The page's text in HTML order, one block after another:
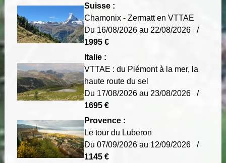
Suisse :
Chamonix - Zermatt en VTTAE
Du 16/08/2026 au 22/08/2026 /
1995 €
Italie :
VTTAE : du Piémont à la mer, la
haute route du sel
Du 17/08/2026 au 23/08/2026 /
1695 €
Provence :
Le tour du Luberon
Du 07/09/2026 au 12/09/2026 /
1145 €